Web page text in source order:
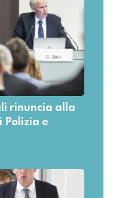
rinuncia alla
Polizia e